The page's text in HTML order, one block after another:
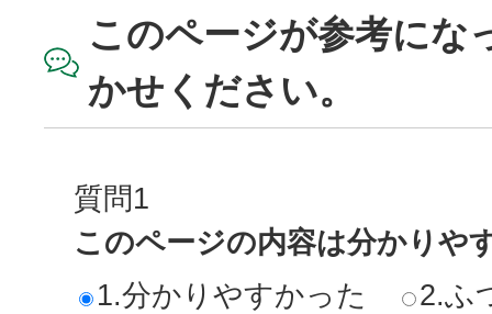
このページが参考にな
かせください。
質問1
このページの内容は分かりや
1.分かりやすかった
2.ふ